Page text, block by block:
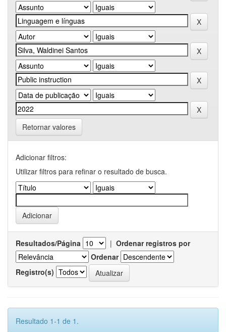
Retornar valores
Adicionar filtros:
Utilizar filtros para refinar o resultado de busca.
Resultados/Página | Ordenar registros por
Ordenar
Registro(s)
Resultado 1-1 de 1.